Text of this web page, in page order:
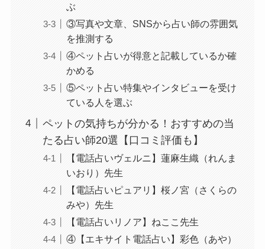
ぶ
③写真や文章、SNSから占い師の雰囲気
を推測する
④ペット占いが得意と記載しているか確
かめる
⑤ペット占い特集やインタビューを受け
ている人を選ぶ
ペットの気持ちが分かる！おすすめの当
たる占い師20選【口コミ評価も】
【電話占いヴェルニ】蓮麻生織（れんま
いおり）先生
【電話占いピュアリ】桜ノ宮（さくらの
みや）先生
【電話占いリノア】ねここ先生
④【エキサイト電話占い】彩色（あや）